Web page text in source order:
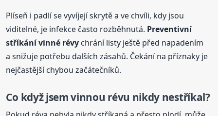
Plíseň i padlí se vyvíjejí skrytě a ve chvíli, kdy jsou
viditelné, je infekce často rozběhnutá. Preventivní
stříkání vinné révy chrání listy ještě před napadením
a snižuje potřebu dalších zásahů. Čekání na příznaky je
nejčastější chybou začátečníků.
Co když jsem vinnou révu nikdy nestříkal?